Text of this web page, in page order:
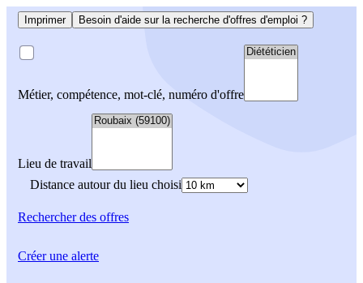
Imprimer Besoin d'aide sur la recherche d'offres d'emploi ?
Métier, compétence, mot-clé, numéro d'offre
Lieu de travail
Distance autour du lieu choisi
Rechercherdes offres
Créer une alerte